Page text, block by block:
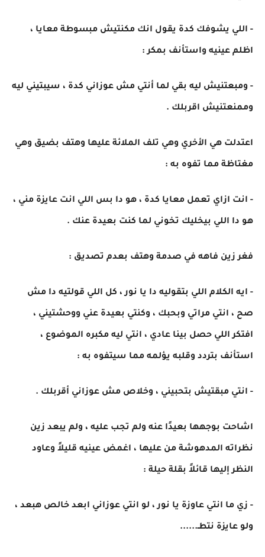
- اللي يشوفك كدة يقول انك مكنتيش مبسوطة معايا ،
اظلم عينيه واستأنف بمكر :
- ومبعتنيش ليه بقي لما أنتي مش عوزاني كدة ، سيبتيني ليه
وممنعتنيش اقربلك .
اعتدلت هي الأخري وهي تلف الملائة عليها وهتف بضيق وهي
مغتاظة مما تفوه به :
- انت ازاي تعمل معايا كدة ، هو دا بس اللي انت عايزة مني ،
هو دا اللي بيخليك تخوني لما كنت بعيدة عنك .
فغر زين فاهه في صدمة وهتف بعدم تصديق :
- ايه الكلام اللي بتقوليه دا يا نور ، كل اللي قولتيه دا مش
صح ، انتي مراتي وبحبك ، وكنتي بعيدة عني ووحشتيني ،
افتكر اللي حصل بينا عادي ، انتي ليه مكبره الموضوع ،
استأنف بتردد وقلبه يؤلمه مما سيتفوه به :
- انتي مبقتيش بتحبيني ، وخلاص مش عوزاني أقربلك .
اشاحت بوجهها بعيدًا عنه ولم تجب عليه ، ولم يبعد زين
نظراته المدهوشة من عليها ، اغمض عينيه قليلاً وعاود
النظر إليها قائلاً بقلة حيلة :
- زي ما انتي عاوزة يا نور ، لو انتي عوزاني ابعد خالص هبعد ،
ولو عايزة نتطـ......